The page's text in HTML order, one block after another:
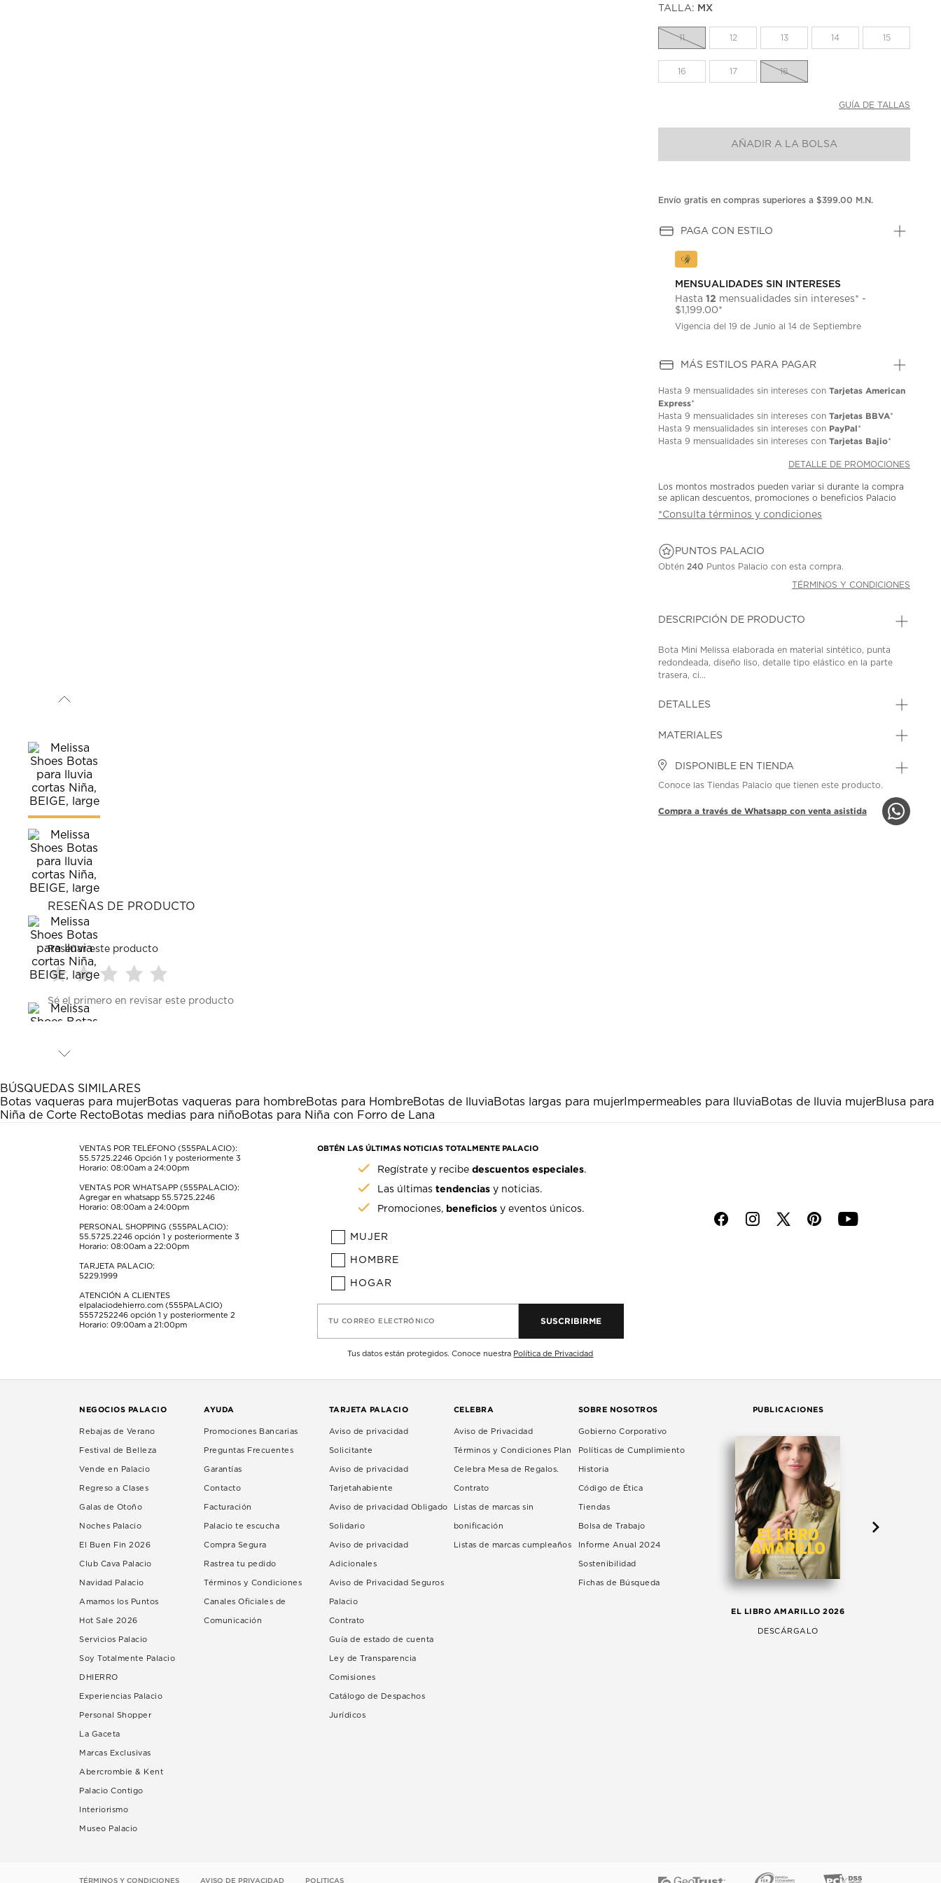
misma
TALLA: MX
11 12 13 14 15
16 17 18
GUÍA DE TALLAS
AÑADIR A LA BOLSA
Envío gratis en compras superiores a $399.00 M.N.
PAGA CON ESTILO
MENSUALIDADES SIN INTERESES
Hasta12 mensualidades sin intereses* -
$1,199.00*
Vigencia del 19 de Junio al 14 de Septiembre
MÁS ESTILOS PARA PAGAR
Hasta9 mensualidades sin intereses conTarjetas American
Express*
Hasta9 mensualidades sin intereses conTarjetas BBVA*
Hasta9 mensualidades sin intereses con PayPal*
Hasta9 mensualidades sin intereses conTarjetas Bajio*
DETALLE DE PROMOCIONES
Los montos mostrados pueden variar si durante la compra
se aplican descuentos, promociones o beneficios Palacio
*Consulta términos y condiciones
PUNTOS PALACIO
Obtén 240 Puntos Palacio con esta compra.
TÉRMINOS Y CONDICIONES
DESCRIPCIÓN DE PRODUCTO
Bota Mini Melissa elaborada en material sintético, punta
redondeada, diseño liso, detalle tipo elástico en la parte
trasera, ci...
DETALLES
MATERIALES
DISPONIBLE EN TIENDA
Conoce las Tiendas Palacio que tienen este producto.
Compra a través de Whatsapp con venta asistida
RESEÑAS DE PRODUCTO
Reseñar este producto
para
calificar
con
estrella
Esta
acción
abrirá
formulario
para
calificar
estrellas.
Esta
acción
abrirá
formulario
de
para
estrellas.
Esta
acción
abrirá
formulario
de
para
estrellas.
Esta
acción
abrirá
formulario
de
para
Esta
acción
abrirá
formulario
de
envío.
Sé el primero en revisar este producto
BÚSQUEDAS SIMILARES
Botas vaqueras para mujerBotas vaqueras para hombreBotas para HombreBotas de lluviaBotas largas para mujer Impermeables para lluviaBotas de lluvia mujerBlusa para
Niña de Corte RectoBotas medias para niñoBotas para Niña con Forro de Lana
VENTAS POR TELÉFONO (555PALACIO):
55.5725.2246 Opción 1 y posteriormente 3
Horario: 08:00am a 24:00pm
VENTAS POR WHATSAPP (555PALACIO):
Agregar en whatsapp 55.5725.2246
Horario: 08:00am a 24:00pm
PERSONAL SHOPPING (555PALACIO):
55.5725.2246 opción 1 y posteriormente 3
Horario: 08:00am a 22:00pm
TARJETA PALACIO:
5229.1999
ATENCIÓN A CLIENTES
elpalaciodehierro.com (555PALACIO)
5557252246 opción 1 y posteriormente 2
Horario: 09:00am a 21:00pm
OBTÉN LAS ÚLTIMAS NOTICIAS TOTALMENTE PALACIO
Regístrate y recibedescuentos especiales.
Las últimastendencias y noticias.
Promociones, beneficios y eventos únicos.
MUJER
HOMBRE
HOGAR
TU CORREO ELECTRÓNICO SUSCRIBIRME
Tus datos están protegidos. Conoce nuestra Política de Privacidad
f i p y
NEGOCIOS PALACIO
Rebajas de Verano
Festival de Belleza
Vende en Palacio
Regreso a Clases
Galas de Otoño
Noches Palacio
El Buen Fin 2026
Club Cava Palacio
Navidad Palacio
Amamos los Puntos
Hot Sale 2026
Servicios Palacio
Soy Totalmente Palacio
DHIERRO
Experiencias Palacio
Personal Shopper
La Gaceta
Marcas Exclusivas
Abercrombie & Kent
Palacio Contigo
Interiorismo
Museo Palacio
AYUDA
Promociones Bancarias
Preguntas Frecuentes
Garantías
Contacto
Facturación
Palacio te escucha
Compra Segura
Rastrea tu pedido
Términos y Condiciones
Canales Oficiales de
Comunicación
TARJETA PALACIO
Aviso de privacidad
Solicitante
Aviso de privacidad
Tarjetahabiente
Aviso de privacidad Obligado
Solidario
Aviso de privacidad
Adicionales
Aviso de Privacidad Seguros
Palacio
Contrato
Guía de estado de cuenta
Ley de Transparencia
Comisiones
Catálogo de Despachos
Jurídicos
CELEBRA
Aviso de Privacidad
Términos y Condiciones Plan
Celebra Mesa de Regalos.
Contrato
Listas de marcas sin
bonificación
Listas de marcas cumpleaños
SOBRE NOSOTROS
Gobierno Corporativo
Políticas de Cumplimiento
Historia
Código de Ética
Tiendas
Bolsa de Trabajo
Informe Anual 2024
Sostenibilidad
Fichas de Búsqueda
PUBLICACIONES
EL LIBRO AMARILLO 2026
DESCÁRGALO
TÉRMINOS Y CONDICIONES AVISO DE PRIVACIDAD POLITICAS